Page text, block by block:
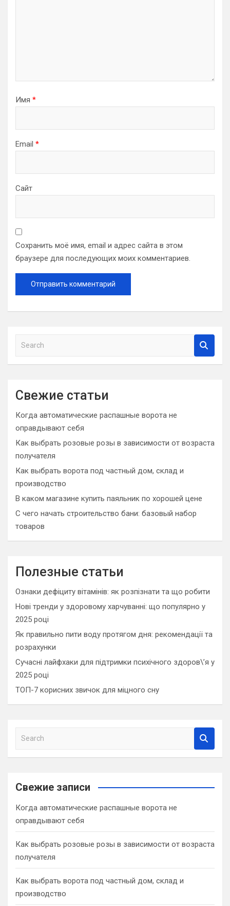
Имя *
Email *
Сайт
Сохранить моё имя, email и адрес сайта в этом
браузере для последующих моих комментариев.
a
c
Свежие статьи
Когда автоматические распашные ворота не
оправдывают себя
Как выбрать розовые розы в зависимости от возраста
получателя
Как выбрать ворота под частный дом, склад и
производство
В каком магазине купить паяльник по хорошей цене
С чего начать строительство бани: базовый набор
товаров
Полезные статьи
Ознаки дефіциту вітамінів: як розпізнати та що робити
Нові тренди у здоровому харчуванні: що популярно у
2025 році
Як правильно пити воду протягом дня: рекомендації та
розрахунки
Сучасні лайфхаки для підтримки психічного здоров\’я у
2025 році
ТОП-7 корисних звичок для міцного сну
a
c
Свежие записи
Когда автоматические распашные ворота не
оправдывают себя
Как выбрать розовые розы в зависимости от возраста
получателя
Как выбрать ворота под частный дом, склад и
производство